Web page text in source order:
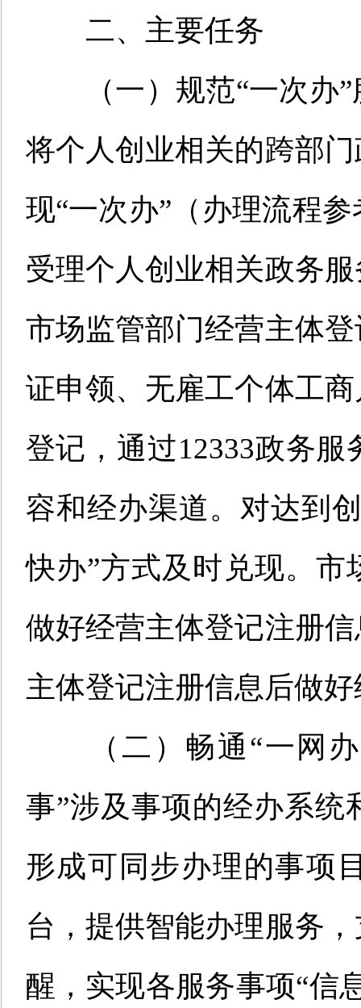
二、主要任务
（一）规范“一次办”
将个人创业相关的跨部
现“一次办” （办理流程
受理个人创业相关政务
市场监管部门经营主体
证申领、无雇工个体工
登记，通过12333政务服
容和经办渠道。对达到
快办”方式及时兑现。市
做好经营主体登记注册
主体登记注册信息后做好
（二）畅通 “一网办
事”涉及事项的经办系统
形成可同步办理的事项
台，提供智能办理服务
醒，实现各服务事项“信